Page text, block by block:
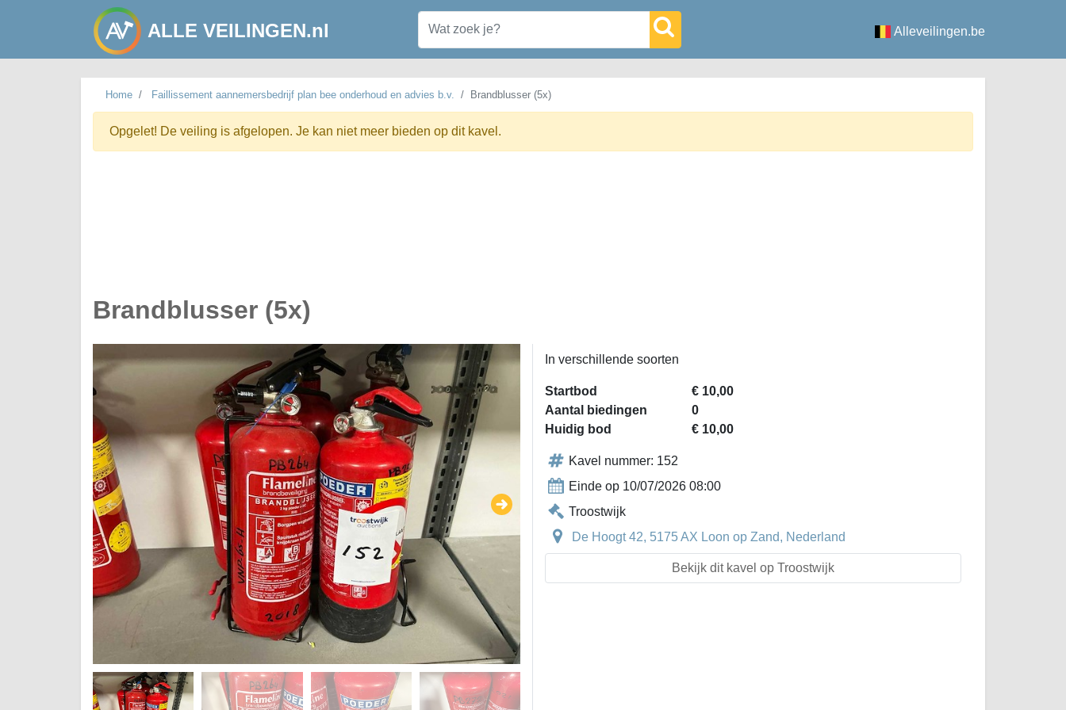
ALLE VEILINGEN.nl Alleveilingen.be
Home Faillissement aannemersbedrijf plan bee onderhoud en advies b.v. Brandblusser (5x)
Opgelet! De veiling is afgelopen. Je kan niet meer bieden op dit kavel.
Brandblusser (5x)
In verschillende soorten
Startbod
€ 10,00
Aantal biedingen
0
Huidig bod
€ 10,00
Kavel nummer: 152
Einde op 10/07/2026 08:00
Troostwijk
De Hoogt 42, 5175 AX Loon op Zand, Nederland
Bekijk dit kavel op Troostwijk